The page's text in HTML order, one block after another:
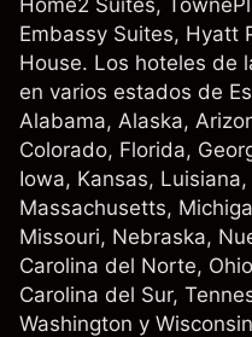
Home2 Suites,
Embassy Suites, Hyatt
House. Los hoteles de
en varios estados de
Alabama, Alaska,
Colorado, Florida,
Iowa, Kansas,
Massachusetts,
Missouri, Nebraska,
Carolina del Norte,
Carolina del Sur,
Washington y